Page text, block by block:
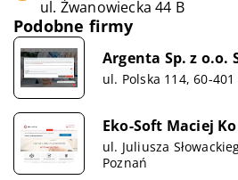
ul. Żwanowiecka 44 B
Podobne firmy
Argenta Sp. z o.o.
ul. Polska 114, 60-
Eko-Soft Maciej
ul. Juliusza
Poznań